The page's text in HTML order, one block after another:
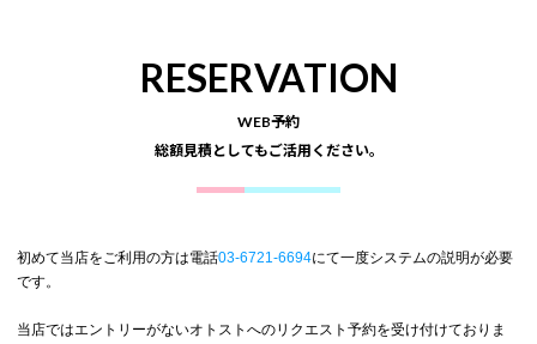
RESERVATION
WEB予約
総額見積としてもご活用ください。
初めて当店をご利用の方は電話03-6721-6694にて一度システムの説明が必要
です。
当店ではエントリーがないオトストへのリクエスト予約を受け付けておりま